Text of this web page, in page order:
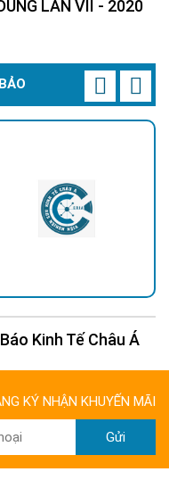
LẦN VII - 2020
Báo Kinh Tế Châu Á
KÝ NHẬN KHUYẾN MÃI
Gửi